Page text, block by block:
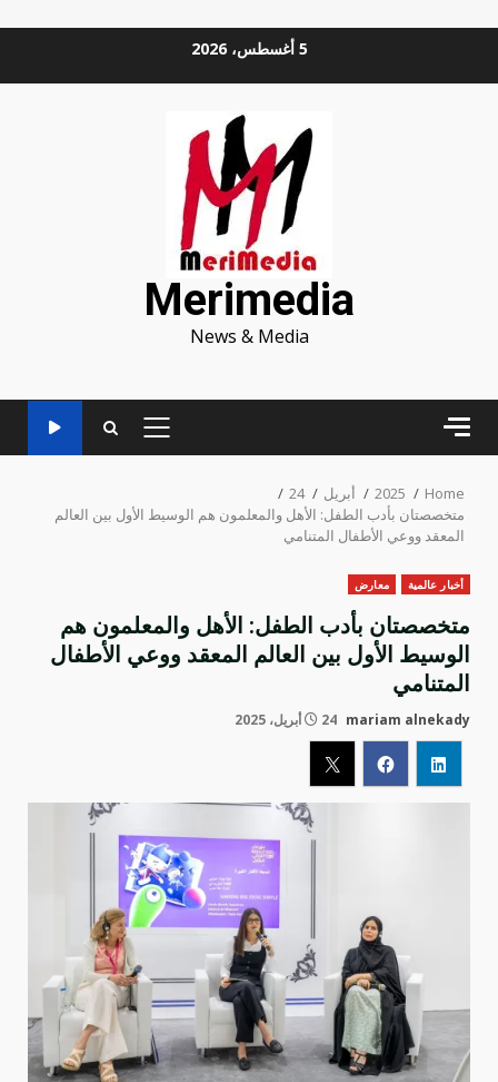
5 أغسطس، 2026
Merimedia
News & Media
PRIMARY
Home
2025 أبريل
24
متخصصتان بأدب الطفل: الأهل والمعلمون هم الوسيط الأول بين العالم
المعقد ووعي الأطفال المتنامي
أخبار عالمية معارض
متخصصتان بأدب الطفل: الأهل والمعلمون هم
الوسيط الأول بين العالم المعقد ووعي الأطفال
المتنامي
mariam alnekady 24 أبريل، 2025